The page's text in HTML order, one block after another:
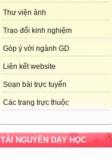
Thư viện ảnh
Trao đổi kinh nghiệm
Góp ý với ngành GD
Liên kết website
Soạn bài trực tuyến
Các trang trực thuộc
TÀI NGUYÊN DẠY HỌC